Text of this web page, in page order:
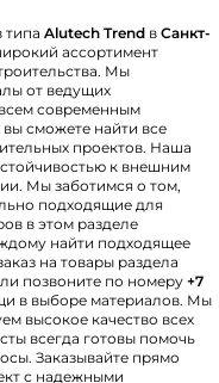
типа Alutech Тrend в Санкт-
ассортимент
Мы
от ведущих
современным
сможете найти все
проектов. Наша
к внешним
Мы заботимся о том,
подходящие для
в этом разделе
найти подходящее
на товары раздела
позвоните по номеру+7
в выборе материалов. Мы
высокое качество всех
всегда готовы помочь
Заказывайте прямо
с надежными